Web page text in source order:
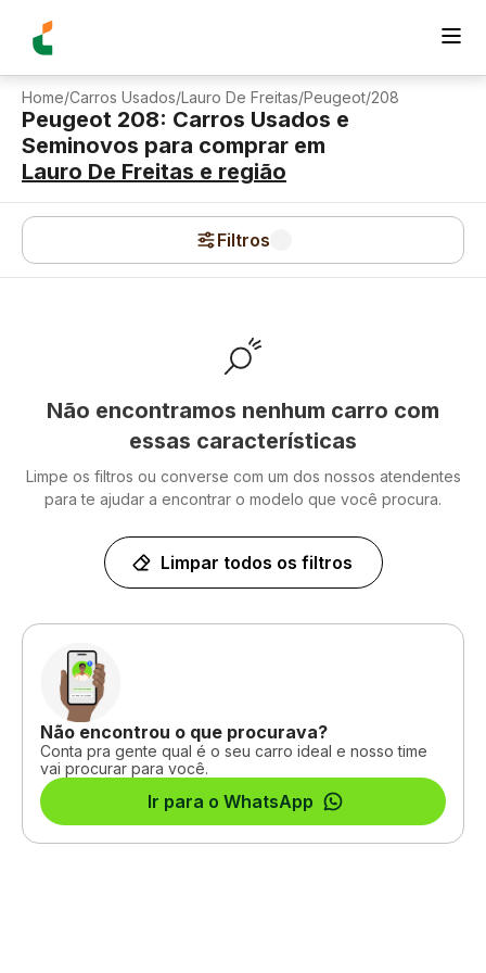
Home/Carros Usados/Lauro De Freitas/Peugeot/208
Peugeot 208: Carros Usados e
Seminovos para comprar em
Lauro De Freitas e região
Filtros
Não encontramos nenhum carro com
essas características
Limpe os filtros ou converse com um dos nossos atendentes
para te ajudar a encontrar o modelo que você procura.
Limpar todos os filtros
Não encontrou o que procurava?
Conta pra gente qual é o seu carro ideal e nosso time
vai procurar para você.
Ir para o WhatsApp